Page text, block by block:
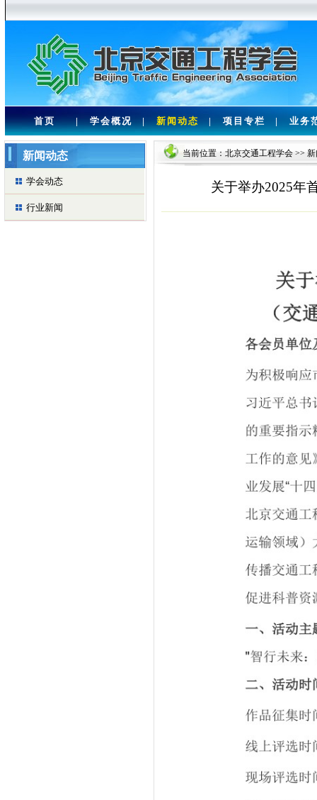
首页 | 学会概况 | 新闻动态 | 项目专栏 | 业务
新闻动态
学会动态
行业新闻
当前位置： 北京交通工程学会>>
关于举办2025年